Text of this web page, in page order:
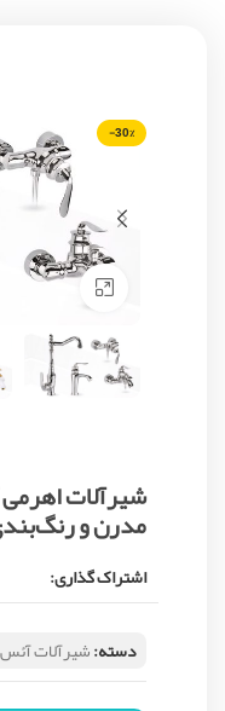
-30%
to enlarge
شیرآلات
مدرن و
اشتراک گذاری:
دسته:شیرآلات آئس